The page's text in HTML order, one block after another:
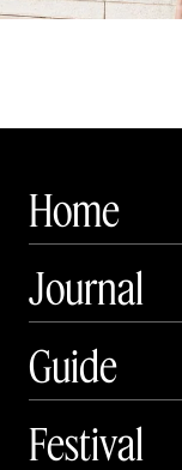
Home
Journal
Guide
Festival